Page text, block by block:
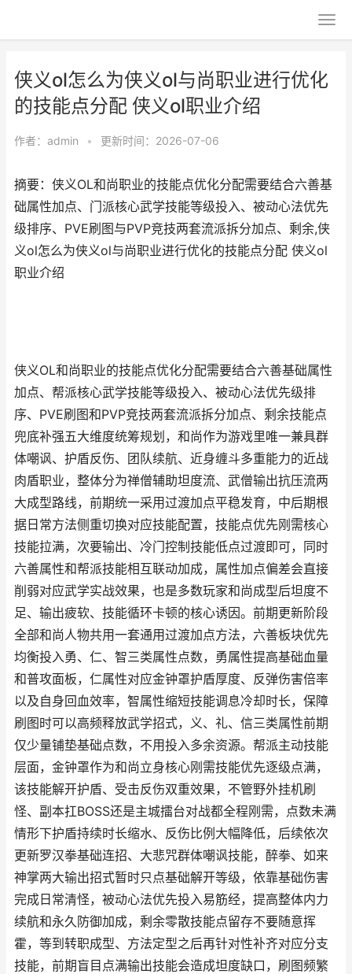
侠义ol怎么为侠义ol与尚职业进行优化
的技能点分配 侠义ol职业介绍
作者： admin • 更新时间：2026-07-06
摘要：侠义OL和尚职业的技能点优化分配需要结合六善基
础属性加点、门派核心武学技能等级投入、被动心法优先
级排序、PVE刷图与PVP竞技两套流派拆分加点、剩余,侠
义ol怎么为侠义ol与尚职业进行优化的技能点分配 侠义ol
职业介绍
侠义OL和尚职业的技能点优化分配需要结合六善基础属性
加点、帮派核心武学技能等级投入、被动心法优先级排
序、PVE刷图和PVP竞技两套流派拆分加点、剩余技能点
兜底补强五大维度统筹规划，和尚作为游戏里唯一兼具群
体嘲讽、护盾反伤、团队续航、近身缠斗多重能力的近战
肉盾职业，整体分为禅僧辅助坦度流、武僧输出抗压流两
大成型路线，前期统一采用过渡加点平稳发育，中后期根
据日常方法侧重切换对应技能配置，技能点优先刚需核心
技能拉满，次要输出、冷门控制技能低点过渡即可，同时
六善属性和帮派技能相互联动加成，属性加点偏差会直接
削弱对应武学实战效果，也是多数玩家和尚成型后坦度不
足、输出疲软、技能循环卡顿的核心诱因。前期更新阶段
全部和尚人物共用一套通用过渡加点方法，六善板块优先
均衡投入勇、仁、智三类属性点数，勇属性提高基础血量
和普攻面板，仁属性对应金钟罩护盾厚度、反弹伤害倍率
以及自身回血效率，智属性缩短技能调息冷却时长，保障
刷图时可以高频释放武学招式，义、礼、信三类属性前期
仅少量铺垫基础点数，不用投入多余资源。帮派主动技能
层面，金钟罩作为和尚立身核心刚需技能优先逐级点满，
该技能解开护盾、受击反伤双重效果，不管野外挂机刷
怪、副本扛BOSS还是主城擂台对战都全程刚需，点数未满
情形下护盾持续时长缩水、反伤比例大幅降低，后续依次
更新罗汉拳基础连招、大悲咒群体嘲讽技能，醉拳、如来
神掌两大输出招式暂时只点基础解开等级，依靠基础伤害
完成日常清怪，被动心法优先投入易筋经，提高整体内力
续航和永久防御加成，剩余零散技能点留存不要随意挥
霍，等到转职成型、方法定型之后再针对性补齐对应分支
技能，前期盲目点满输出技能会造成坦度缺口，刷图频繁